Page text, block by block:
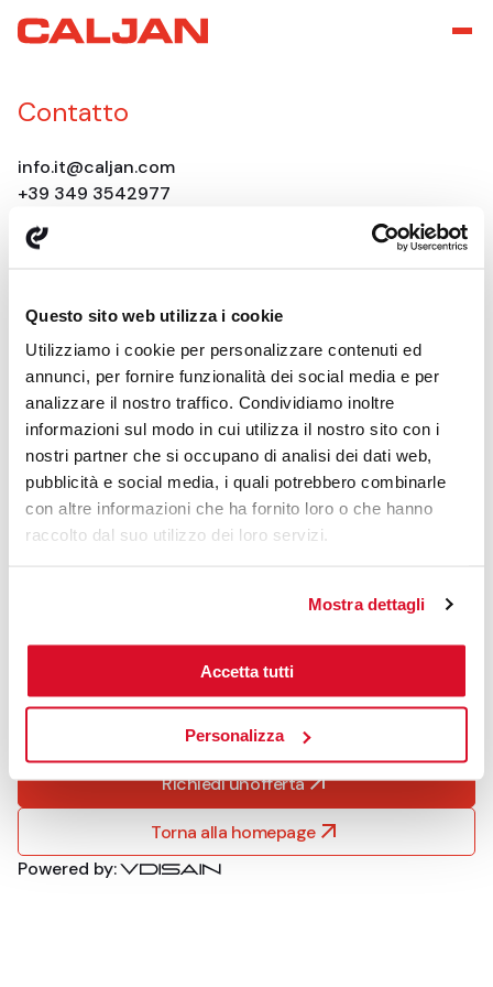
Questo sito web utilizza i cookie
Utilizziamo i cookie per personalizzare contenuti ed
annunci, per fornire funzionalità dei social media e per
analizzare il nostro traffico. Condividiamo inoltre
informazioni sul modo in cui utilizza il nostro sito con i
nostri partner che si occupano di analisi dei dati web,
pubblicità e social media, i quali potrebbero combinarle
con altre informazioni che ha fornito loro o che hanno
raccolto dal suo utilizzo dei loro servizi.
Mostra dettagli
Accetta tutti
Personalizza
Contatto
info.it@caljan.com
+39 349 3542977
Ved Milepaelen 6-8
8361 Hasselager, DK
CVR: DK-30205618
Tecnologie Caljan
Industrie
Informazioni su Caljan
Informativa sui cookie
Contatto
Richiedi un'offerta
Torna alla homepage
Powered by: